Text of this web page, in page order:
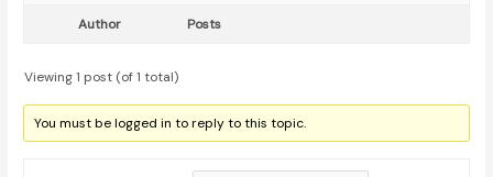
Author Posts
Viewing 1 post (of 1 total)
You must be logged in to reply to this topic.